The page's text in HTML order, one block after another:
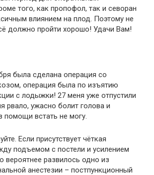
того, как пропофол, так и севоран
влиянием на плод. Поэтому не
должно пройти хорошо! Удачи Вам!
была сделана операция со
операция была по изъятию
с лодыжки! 27 меня уже отпустили
рвало, ужасно болит голова и
помощи встать не могу.
Если присутствует чёткая
подъемом с постели и усилением
вероятнее развилось одно из
анестезии – постпункционный